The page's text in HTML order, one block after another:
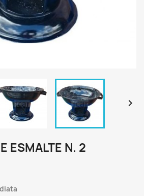

ESMALTE N. 2